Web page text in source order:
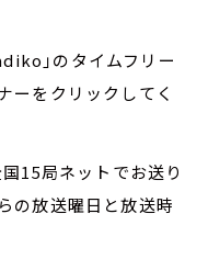
」のタイムフリー
ーをクリックしてく
国15局ネットでお送り
の放送曜日と放送時